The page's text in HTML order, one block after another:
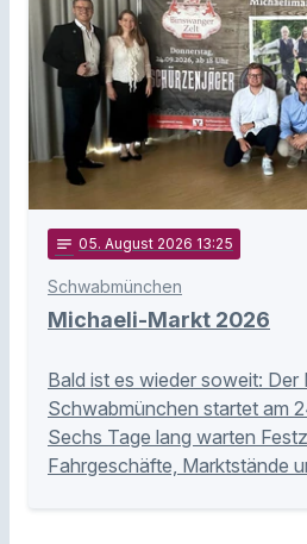
notes 05. August 2026 13:25
Schwabmünchen
Michaeli-Markt 2026
Bald ist es wieder soweit: Der
Schwabmünchen startet am
Sechs Tage lang warten
Fahrgeschäfte, Marktstände